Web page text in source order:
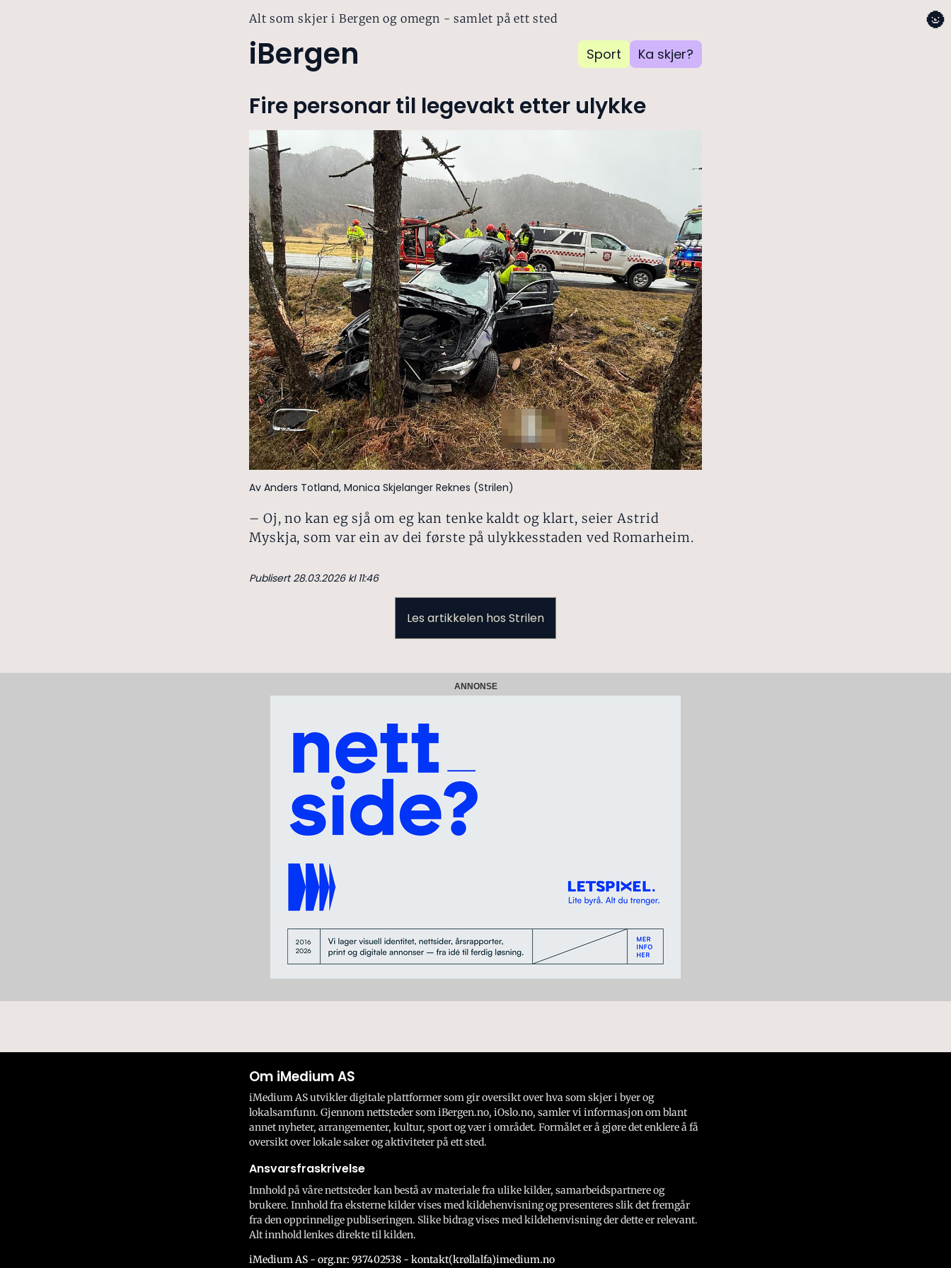
Alt som skjer i Bergen og omegn - samlet på ett sted
iBergen Sport Ka skjer?
🌚
Fire personar til legevakt etter ulykke
Av Anders Totland, Monica Skjelanger Reknes (Strilen)
– Oj, no kan eg sjå om eg kan tenke kaldt og klart, seier Astrid
Myskja, som var ein av dei første på ulykkesstaden ved Romarheim.
Publisert 28.03.2026 kl 11:46
Les artikkelen hos Strilen
ANNONSE
Om iMedium AS
iMedium AS utvikler digitale plattformer som gir oversikt over hva som skjer i byer og
lokalsamfunn. Gjennom nettsteder som iBergen.no, iOslo.no, samler vi informasjon om blant
annet nyheter, arrangementer, kultur, sport og vær i området. Formålet er å gjøre det enklere å få
oversikt over lokale saker og aktiviteter på ett sted.
Ansvarsfraskrivelse
Innhold på våre nettsteder kan bestå av materiale fra ulike kilder, samarbeidspartnere og
brukere. Innhold fra eksterne kilder vises med kildehenvisning og presenteres slik det fremgår
fra den opprinnelige publiseringen. Slike bidrag vises med kildehenvisning der dette er relevant.
Alt innhold lenkes direkte til kilden.
iMedium AS - org.nr: 937402538 - kontakt(krøllalfa)imedium.no